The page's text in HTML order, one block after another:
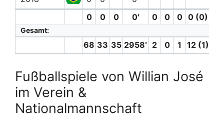
0
0 0 0′ 0 0 0 0 (0)
Gesamt:
68 33 35 2958′ 2 0 1 12 (1)
Fußballspiele von Willian José
im Verein &
Nationalmannschaft